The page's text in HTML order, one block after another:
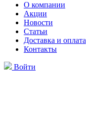
О компании
Акции
Новости
Статьи
Доставка и оплата
Контакты
Войти